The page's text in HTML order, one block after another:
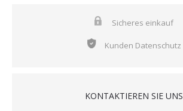
Sicheres einkauf
Kunden Datenschutz
KONTAKTIEREN SIE UNS